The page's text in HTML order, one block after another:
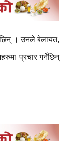
छिन् । उनले बेलायत,
प्रचार गर्नेछिन्